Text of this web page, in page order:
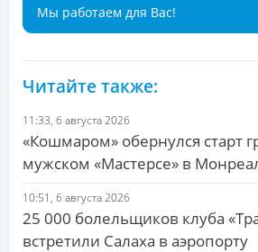
Мы работаем для Вас!
Читайте также:
11:33, 6 августа 2026
«Кошмаром» обернулся старт
мужском «Мастерсе» в
10:51, 6 августа 2026
25 000 болельщиков клуба
встретили Салаха в аэропорту